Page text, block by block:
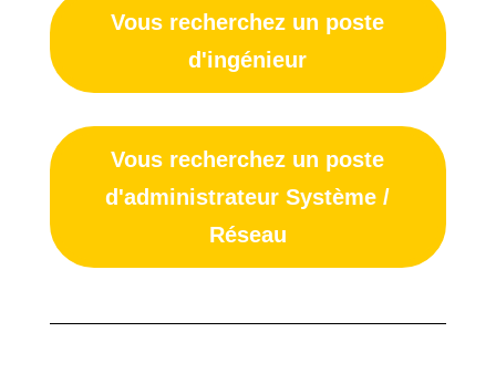
Vous recherchez un poste
d'ingénieur
Vous recherchez un poste
d'administrateur Système /
Réseau